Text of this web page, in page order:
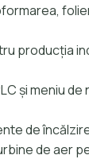
producția
și meniu de
de
de aer